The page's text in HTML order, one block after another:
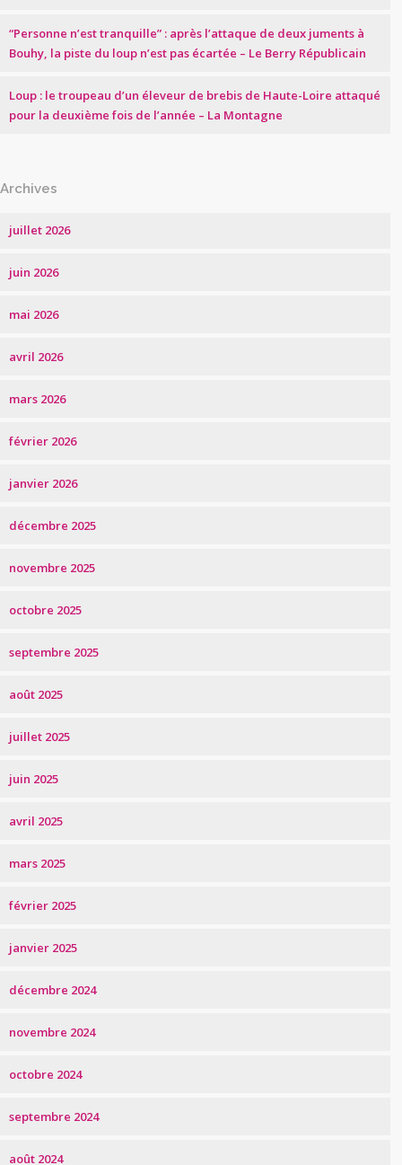
“Personne n’est tranquille” : après l’attaque de deux juments à
Bouhy, la piste du loup n’est pas écartée – Le Berry Républicain
Loup : le troupeau d’un éleveur de brebis de Haute-Loire attaqué
pour la deuxième fois de l’année – La Montagne
Archives
juillet 2026
juin 2026
mai 2026
avril 2026
mars 2026
février 2026
janvier 2026
décembre 2025
novembre 2025
octobre 2025
septembre 2025
août 2025
juillet 2025
juin 2025
avril 2025
mars 2025
février 2025
janvier 2025
décembre 2024
novembre 2024
octobre 2024
septembre 2024
août 2024